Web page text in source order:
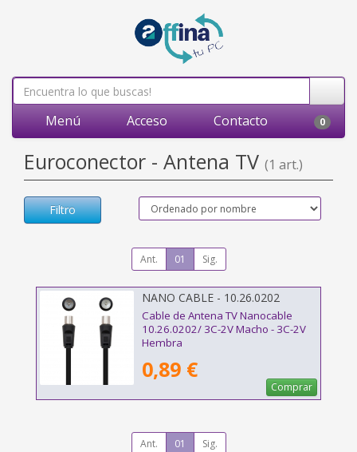
Menú Acceso Contacto 0
Euroconector - Antena TV (1 art.)
Filtro
Ant. 01 Sig.
NANO CABLE - 10.26.0202
Cable de Antena TV Nanocable
10.26.0202/ 3C-2V Macho - 3C-2V
Hembra
0,89 €
Comprar
Ant. 01 Sig.